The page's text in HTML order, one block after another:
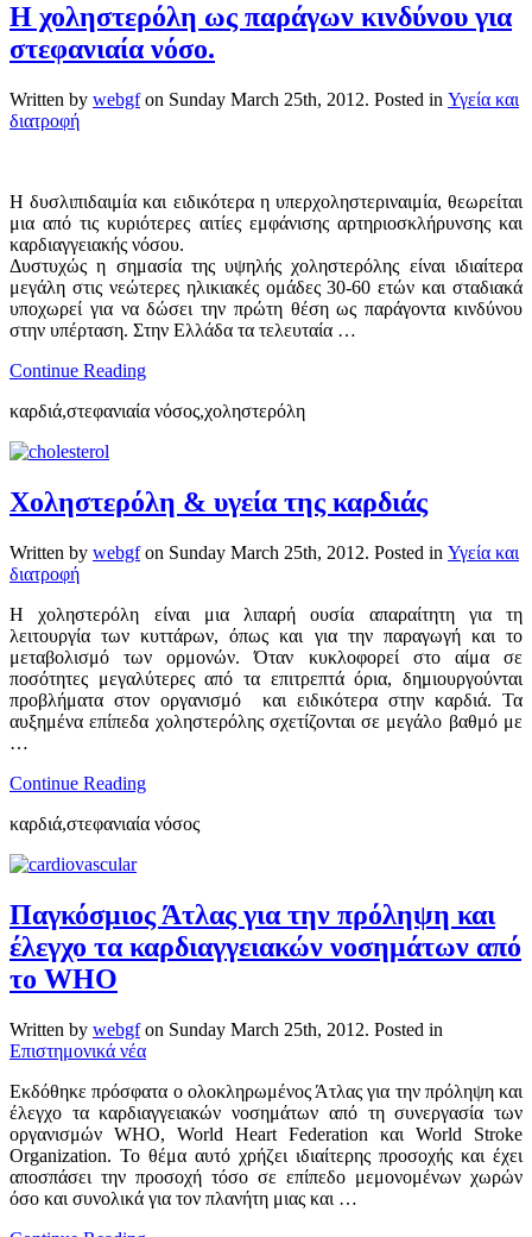
Η χοληστερόλη ως παράγων κινδύνου για
στεφανιαία νόσο.
Written by webgfon Sunday March 25th, 2012. Posted in Υγεία και
διατροφή
Η δυσλιπιδαιμία και ειδικότερα η υπερχοληστεριναιμία, θεωρείται
μια από τις κυριότερες αιτίες εμφάνισης αρτηριοσκλήρυνσης και
καρδιαγγειακής νόσου.
Δυστυχώς η σημασία της υψηλής χοληστερόλης είναι ιδιαίτερα
μεγάλη στις νεώτερες ηλικιακές ομάδες 30-60 ετών και σταδιακά
υποχωρεί για να δώσει την πρώτη θέση ως παράγοντα κινδύνου
στην υπέρταση. Στην Ελλάδα τα τελευταία …
Continue Reading
καρδιά,στεφανιαία νόσος,χοληστερόλη
Χοληστερόλη & υγεία της καρδιάς
Written by webgfon Sunday March 25th, 2012. Posted in Υγεία και
διατροφή
Η χοληστερόλη είναι μια λιπαρή ουσία απαραίτητη για τη
λειτουργία των κυττάρων, όπως και για την παραγωγή και το
μεταβολισμό των ορμονών. Όταν κυκλοφορεί στο αίμα σε
ποσότητες μεγαλύτερες από τα επιτρεπτά όρια, δημιουργούνται
προβλήματα στον οργανισμό και ειδικότερα στην καρδιά. Τα
αυξημένα επίπεδα χοληστερόλης σχετίζονται σε μεγάλο βαθμό με
…
Continue Reading
καρδιά,στεφανιαία νόσος
Παγκόσμιος Άτλας για την πρόληψη και
έλεγχο τα καρδιαγγειακών νοσημάτων από
το WHO
Written by webgfon Sunday March 25th, 2012. Posted in
Επιστημονικά νέα
Eκδόθηκε πρόσφατα ο ολοκληρωμένος Άτλας για την πρόληψη και
έλεγχο τα καρδιαγγειακών νοσημάτων από τη συνεργασία των
οργανισμών WHO, World Heart Federation και World Stroke
Organization. Το θέμα αυτό χρήζει ιδιαίτερης προσοχής και έχει
αποσπάσει την προσοχή τόσο σε επίπεδο μεμονομένων χωρών
όσο και συνολικά για τον πλανήτη μιας και …